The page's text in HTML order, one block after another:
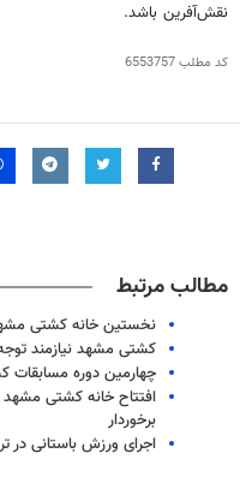
نقش‌آفرین باشد.
کد مطلب6553757
مطالب مرتبط
نخستین خانه کشتی
کشتی مشهد نیازمند
چهارمین دوره مسابقات
افتتاح خانه کشتی
برخوردار
اجرای ورزش باستانی در